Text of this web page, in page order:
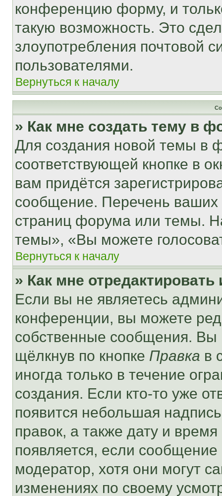
конференцию форму, и
такую возможность. Это
злоупотребления почтовой
пользователями.
Вернуться к началу
» Как мне создать тему в
Для создания новой темы в
соответствующей кнопке в
вам придётся
сообщение. Перечень ваших
страниц форума или темы.
темы», «Вы можете
Вернуться к началу
» Как мне
Если вы не являетесь
конференции, вы можете
собственные сообщения. Вы
щёлкнув по кнопке Правка в
иногда только в течение
создания. Если кто-то уже
появится небольшая
правок, а также дату и
появляется, если
модератор, хотя они могут
изменениях по своему